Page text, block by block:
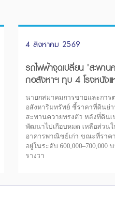
4 สิงหาคม 2569
รถไฟฟ้าจุดเปลี่ยน 'สะพา
กอสังหาฯ ทุบ 4 โรงหนัง
คอนโดฯ
นายกสมาคมการขายและการ
อสังหาริมทรัพย์ ชี้ราคาที่ดินย่
สะพานควายทรงตัว หลังที่ดินเ
พัฒนาไปเกือบหมด เหลือส่วน
อาคารพาณิชย์เก่า ขณะที่ราค
อยู่ในระดับ 600,000–700,000
รางวา